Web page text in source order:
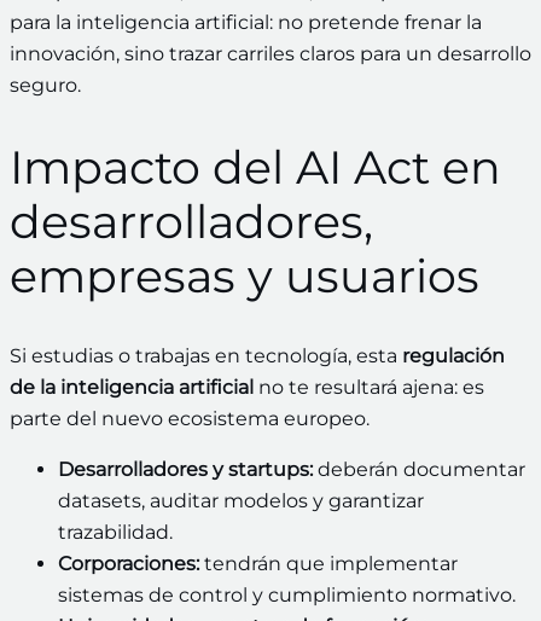
para la inteligencia artificial: no pretende frenar la
innovación, sino trazar carriles claros para un desarrollo
seguro.
Impacto del AI Act en
desarrolladores,
empresas y usuarios
Si estudias o trabajas en tecnología, esta regulación
de la inteligencia artificial no te resultará ajena: es
parte del nuevo ecosistema europeo.
Desarrolladores y startups:deberán documentar
datasets, auditar modelos y garantizar
trazabilidad.
Corporaciones:tendrán que implementar
sistemas de control y cumplimiento normativo.